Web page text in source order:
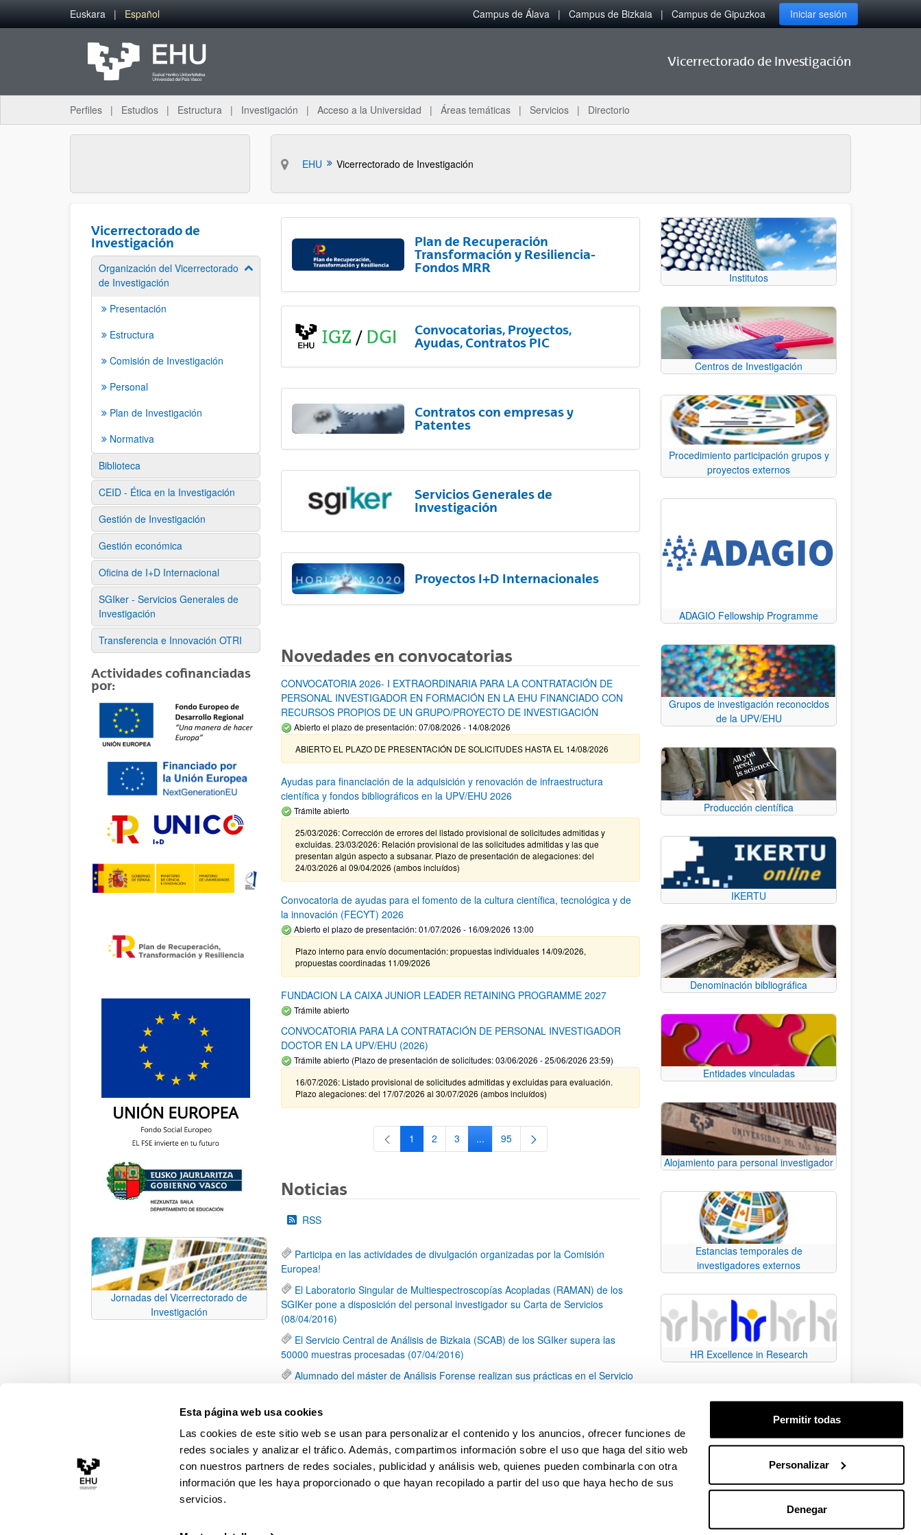
Esta página web usa cookies
Las cookies de este sitio web se usan para personalizar el contenido y los anuncios, ofrecer funciones de
redes sociales y analizar el tráfico. Además, compartimos información sobre el uso que haga del sitio web
con nuestros partners de redes sociales, publicidad y análisis web, quienes pueden combinarla con otra
información que les haya proporcionado o que hayan recopilado a partir del uso que haya hecho de sus
servicios.
Permitir todas
Personalizar
Denegar
Saltar al contenido principal
Euskara Español Campus de Álava Campus de Bizkaia Campus de Gipuzkoa Iniciar sesión
Vicerrectorado de Investigación
Perfiles Estudios Estructura Investigación Acceso a la Universidad Áreas temáticas Servicios Directorio
EHU Vicerrectorado de Investigación
Vicerrectorado de
Investigación
Organización del Vicerrectorado
de Investigación
Mostrar/ocultar subpáginas
Presentación
Estructura
Comisión de Investigación
Personal
Plan de Investigación
Normativa
Biblioteca
CEID - Ética en la Investigación
Gestión de Investigación
Gestión económica
Oficina de I+D Internacional
SGIker - Servicios Generales de
Investigación
Transferencia e Innovación OTRI
Actividades cofinanciadas
por:
Jornadas del Vicerrectorado de
Investigación
Plan de Recuperación
Transformación y Resiliencia-
Fondos MRR
Convocatorias, Proyectos,
Ayudas, Contratos PIC
Contratos con empresas y
Patentes
Servicios Generales de
Investigación
Proyectos I+D Internacionales
Novedades en convocatorias
CONVOCATORIA 2026- I EXTRAORDINARIA PARA LA CONTRATACIÓN DE
PERSONAL INVESTIGADOR EN FORMACIÓN EN LA EHU FINANCIADO CON
RECURSOS PROPIOS DE UN GRUPO/PROYECTO DE INVESTIGACIÓN
Abierto el plazo de presentación: 07/08/2026 - 14/08/2026
ABIERTO EL PLAZO DE PRESENTACIÓN DE SOLICITUDES HASTA EL 14/08/2026
Ayudas para financiación de la adquisición y renovación de infraestructura
científica y fondos bibliográficos en la UPV/EHU 2026
Trámite abierto
25/03/2026: Corrección de errores del listado provisional de solicitudes admitidas y
excluidas. 23/03/2026: Relación provisional de las solicitudes admitidas y las que
presentan algún aspecto a subsanar. Plazo de presentación de alegaciones: del
24/03/2026 al 09/04/2026 (ambos incluídos)
Convocatoria de ayudas para el fomento de la cultura científica, tecnológica y de
la innovación (FECYT) 2026
Abierto el plazo de presentación: 01/07/2026 - 16/09/2026 13:00
Plazo interno para envío documentación: propuestas individuales 14/09/2026,
propuestas coordinadas 11/09/2026
FUNDACION LA CAIXA JUNIOR LEADER RETAINING PROGRAMME 2027
Trámite abierto
CONVOCATORIA PARA LA CONTRATACIÓN DE PERSONAL INVESTIGADOR
DOCTOR EN LA UPV/EHU (2026)
Trámite abierto (Plazo de presentación de solicitudes: 03/06/2026 - 25/06/2026 23:59)
16/07/2026: Listado provisional de solicitudes admitidas y excluidas para evaluación.
Plazo alegaciones: del 17/07/2026 al 30/07/2026 (ambos incluídos)
Página
1 Página
2 Página
3 ...Páginas intermedias Use TAB para desplazarse.
Página
95
Noticias
RSS
Participa en las actividades de divulgación organizadas por la Comisión
Europea!
El Laboratorio Singular de Multiespectroscopías Acopladas (RAMAN) de los
SGIKer pone a disposición del personal investigador su Carta de Servicios
(08/04/2016)
El Servicio Central de Análisis de Bizkaia (SCAB) de los SGIker supera las
50000 muestras procesadas (07/04/2016)
Alumnado del máster de Análisis Forense realizan sus prácticas en el Servicio
Public Consultation (desde 04.03.2016 a 31.05.2016) on the development of
(EURICS)
Página
1 ...Páginas intermedias Use TAB para desplazarse.
Página
27 Página
28 Página
29 ...Páginas intermedias Use TAB para desplazarse.
Página
79
Institutos
Centros de Investigación
Procedimiento participación grupos y
proyectos externos
ADAGIO Fellowship Programme
Grupos de investigación reconocidos
de la UPV/EHU
Producción científica
IKERTU
Denominación bibliográfica
Entidades vinculadas
Alojamiento para personal investigador
Estancias temporales de
investigadores externos
HR Excellence in Research